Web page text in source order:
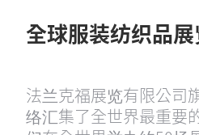
全球服装纺织品
法兰克福展览有限公司
络汇集了全世界最重要